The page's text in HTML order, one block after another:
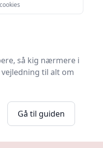
et prisvenligt valg,
på vævklæber,
så kig nærmere i
til alt om
Gå til guiden